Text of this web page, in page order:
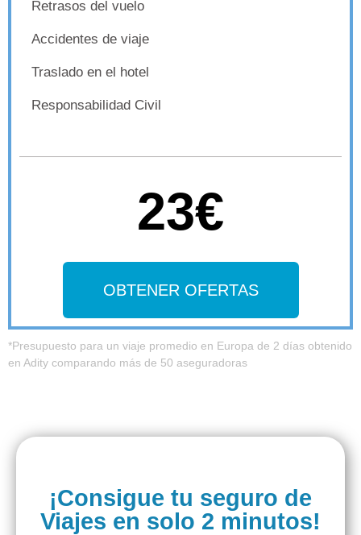
Retrasos del vuelo
Accidentes de viaje
Traslado en el hotel
Responsabilidad Civil
23€
OBTENER OFERTAS
*Presupuesto para un viaje promedio en Europa de 2 días obtenido
en Adity comparando más de 50 aseguradoras
¡Consigue tu seguro de
Viajes en solo 2 minutos!